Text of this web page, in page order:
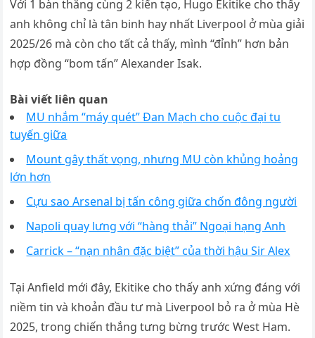
Với 1 bàn thắng cùng 2 kiến tạo, Hugo Ekitike cho thấy
anh không chỉ là tân binh hay nhất Liverpool ở mùa giải
2025/26 mà còn cho tất cả thấy, mình “đỉnh” hơn bản
hợp đồng “bom tấn” Alexander Isak.
Bài viết liên quan
MU nhắm “máy quét” Đan Mạch cho cuộc đại tu
tuyến giữa
Mount gây thất vọng, nhưng MU còn khủng hoảng
lớn hơn
Cựu sao Arsenal bị tấn công giữa chốn đông người
Napoli quay lưng với “hàng thải” Ngoại hạng Anh
Carrick – “nạn nhân đặc biệt” của thời hậu Sir Alex
Tại Anfield mới đây, Ekitike cho thấy anh xứng đáng với
niềm tin và khoản đầu tư mà Liverpool bỏ ra ở mùa Hè
2025, trong chiến thắng tưng bừng trước West Ham.